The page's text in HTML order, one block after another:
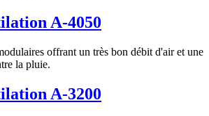
A-4050
offrant un très bon débit d'air et une
la pluie.
A-3200